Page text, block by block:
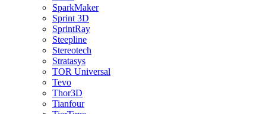
SparkMaker
Sprint 3D
SprintRay
Steepline
Stereotech
Stratasys
TOR Universal
Tevo
Thor3D
Tianfour